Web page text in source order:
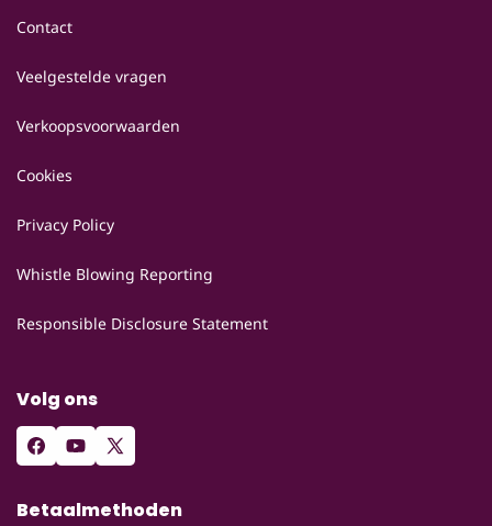
Contact
Veelgestelde vragen
Verkoopsvoorwaarden
Cookies
Privacy Policy
Whistle Blowing Reporting
Responsible Disclosure Statement
Volg ons
FacebookYouTube
X
Twitter)
Betaalmethoden